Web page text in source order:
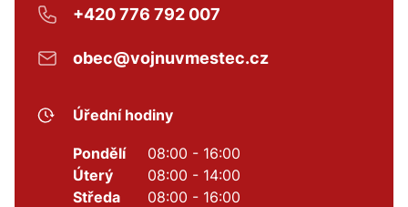
+420 776 792 007
obec@vojnuvmestec.cz
Úřední hodiny
Pondělí
08:00 - 16:00
Úterý
08:00 - 14:00
Středa
08:00 - 16:00